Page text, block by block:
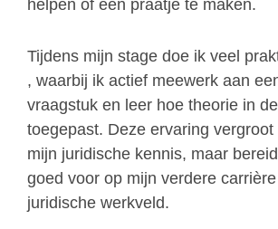
helpen of een praatje te maken.
Tijdens mijn stage doe ik veel
, waarbij ik actief meewerk aan
vraagstuk en leer hoe theorie in
toegepast. Deze ervaring vergroot
mijn juridische kennis, maar
goed voor op mijn verdere
juridische werkveld.